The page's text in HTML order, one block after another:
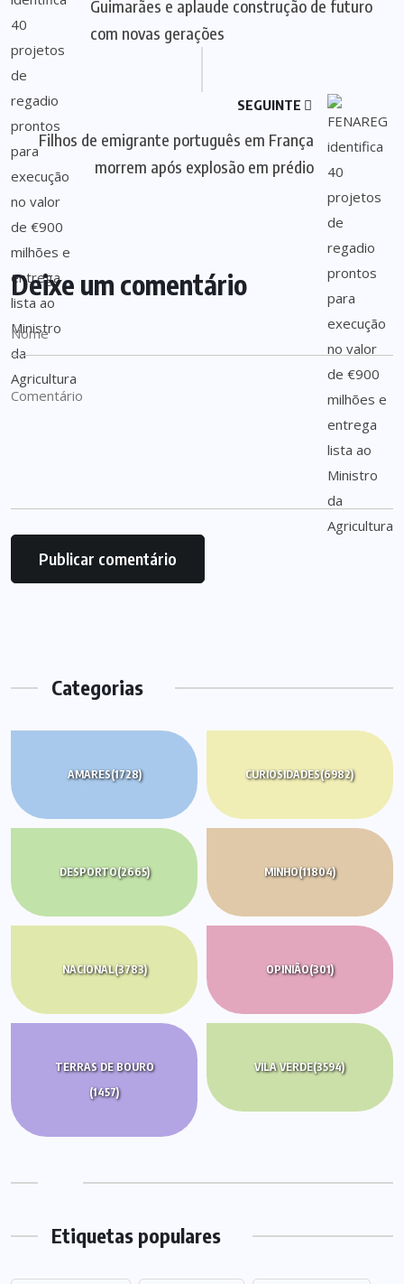
Guimarães e aplaude construção de futuro
com novas gerações
SEGUINTE
Filhos de emigrante português em França
morrem após explosão em prédio
Deixe um comentário
Categorias
AMARES(1728) CURIOSIDADES(6982)
DESPORTO(2665) MINHO(11804)
NACIONAL(3783) OPINIÃO(301)
TERRAS DE BOURO
(1457)
VILA VERDE(3594)
Etiquetas populares